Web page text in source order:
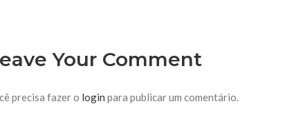
Your Comment
precisa fazer o login para publicar um comentário.